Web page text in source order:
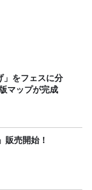
」をフェスに分
マップが完成
販売開始！